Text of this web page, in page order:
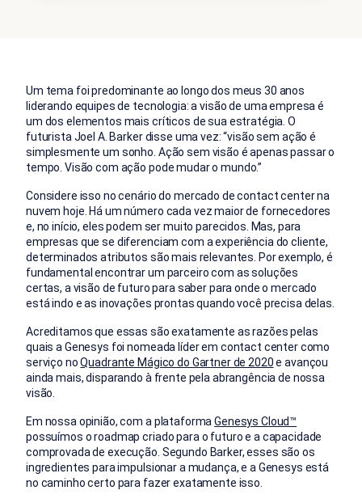
Um tema foi predominante ao longo dos meus 30 anos
liderando equipes de tecnologia: a visão de uma empresa é
um dos elementos mais críticos de sua estratégia. O
futurista Joel A. Barker disse uma vez: “visão sem ação é
simplesmente um sonho. Ação sem visão é apenas passar o
tempo. Visão com ação pode mudar o mundo.”
Considere isso no cenário do mercado de contact center na
nuvem hoje. Há um número cada vez maior de fornecedores
e, no início, eles podem ser muito parecidos. Mas, para
empresas que se diferenciam com a experiência do cliente,
determinados atributos são mais relevantes. Por exemplo, é
fundamental encontrar um parceiro com as soluções
certas, a visão de futuro para saber para onde o mercado
está indo e as inovações prontas quando você precisa delas.
Acreditamos que essas são exatamente as razões pelas
quais a Genesys foi nomeada líder em contact center como
serviço noQuadrante Mágico do Gartner de 2020e avançou
ainda mais, disparando à frente pela abrangência de nossa
visão.
Em nossa opinião, com a plataformaGenesys Cloud™
possuímos o roadmap criado para o futuro e a capacidade
comprovada de execução. Segundo Barker, esses são os
ingredientes para impulsionar a mudança, e a Genesys está
no caminho certo para fazer exatamente isso.